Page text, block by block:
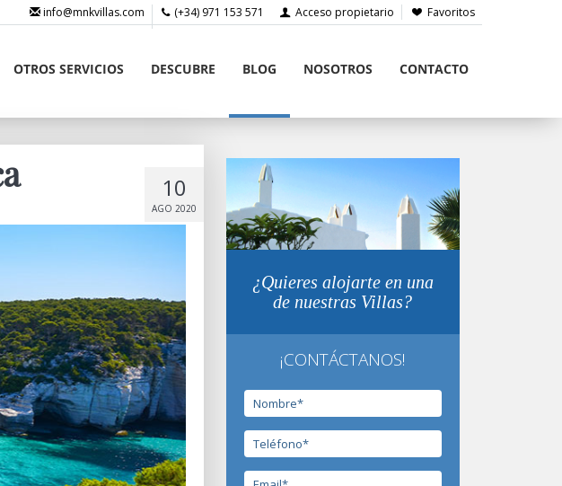
Favoritos
Acceso propietario
(+34) 971 153 571
info@mnkvillas.com
OTROS SERVICIOS DESCUBRE BLOG NOSOTROS CONTACTO
10
AGO 2020
¿Quieres alojarte en una
de nuestras Villas?
¡CONTÁCTANOS!